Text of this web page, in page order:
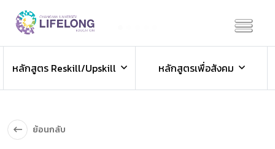
ข่าวประชาสัมพันธ์
ข่าวสารองค์กร ข่าวสารกิจกรรม
หลักสูตร Reskill/Upskill
หลักสูตรเพื่อสังคม
ย้อนกลับ